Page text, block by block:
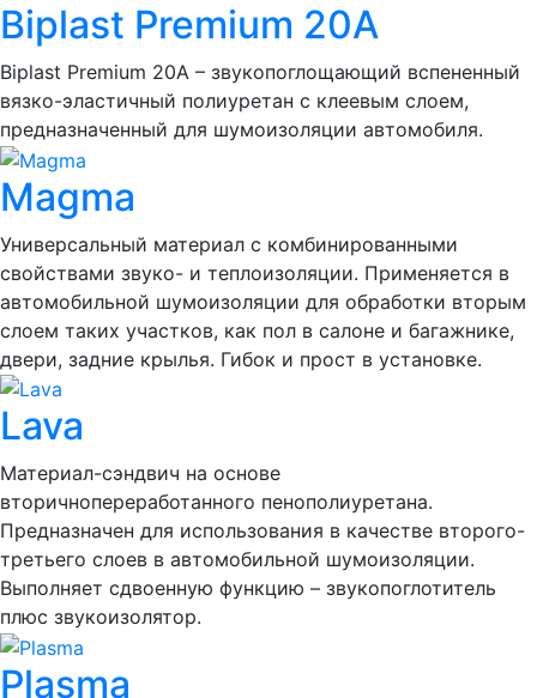
Biplast Premium 20A
Biplast Premium 20A – звукопоглощающий вспененный
вязко-эластичный полиуретан с клеевым слоем,
предназначенный для шумоизоляции автомобиля.
Magma
Универсальный материал с комбинированными
свойствами звуко- и теплоизоляции. Применяется в
автомобильной шумоизоляции для обработки вторым
слоем таких участков, как пол в салоне и багажнике,
двери, задние крылья. Гибок и прост в установке.
Lava
Материал-сэндвич на основе
вторичнопереработанного пенополиуретана.
Предназначен для использования в качестве второго-
третьего слоев в автомобильной шумоизоляции.
Выполняет сдвоенную функцию – звукопоглотитель
плюс звукоизолятор.
Plasma